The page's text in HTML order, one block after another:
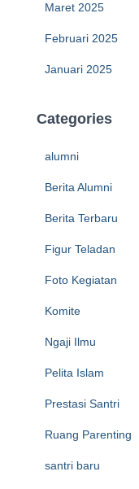
Maret 2025
Februari 2025
Januari 2025
Categories
alumni
Berita Alumni
Berita Terbaru
Figur Teladan
Foto Kegiatan
Komite
Ngaji Ilmu
Pelita Islam
Prestasi Santri
Ruang Parenting
santri baru